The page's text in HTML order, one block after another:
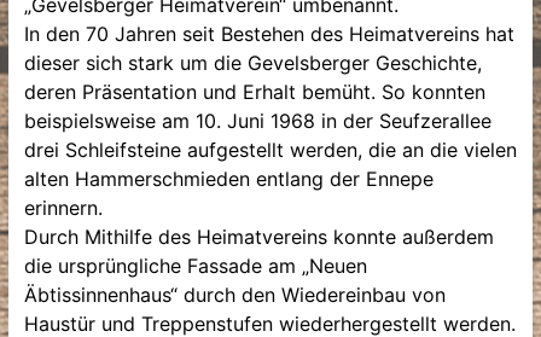
In den 70 Jahren seit Bestehen des Heimatvereins hat
dieser sich stark um die Gevelsberger Geschichte,
deren Präsentation und Erhalt bemüht. So konnten
beispielsweise am 10. Juni 1968 in der Seufzerallee
drei Schleifsteine aufgestellt werden, die an die vielen
alten Hammerschmieden entlang der Ennepe
erinnern.
Durch Mithilfe des Heimatvereins konnte außerdem
die ursprüngliche Fassade am „Neuen
Äbtissinnenhaus“ durch den Wiedereinbau von
Haustür und Treppenstufen wiederhergestellt werden.